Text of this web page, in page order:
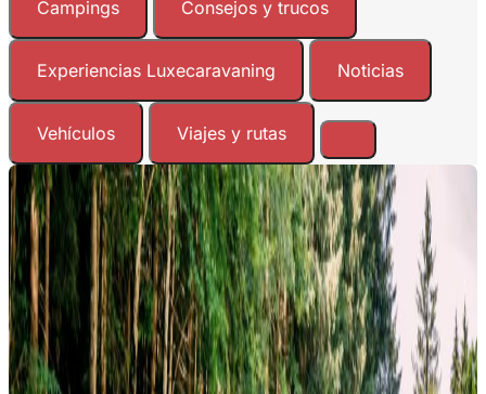
Campings Consejos y trucos
Experiencias Luxecaravaning Noticias
Vehículos Viajes y rutas